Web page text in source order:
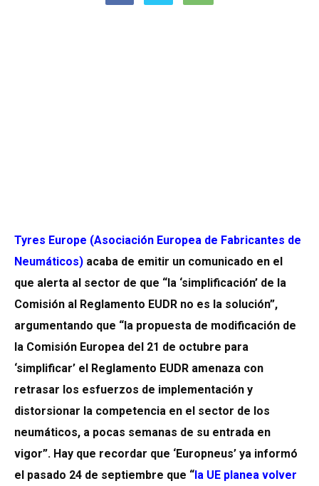
Tyres Europe (Asociación Europea de Fabricantes de
Neumáticos) acaba de emitir un comunicado en el
que alerta al sector de que “la ‘simplificación’ de la
Comisión al Reglamento EUDR no es la solución”,
argumentando que “la propuesta de modificación de
la Comisión Europea del 21 de octubre para
‘simplificar’ el Reglamento EUDR amenaza con
retrasar los esfuerzos de implementación y
distorsionar la competencia en el sector de los
neumáticos, a pocas semanas de su entrada en
vigor”. Hay que recordar que ‘Europneus’ ya informó
el pasado 24 de septiembre que “la UE planea volver